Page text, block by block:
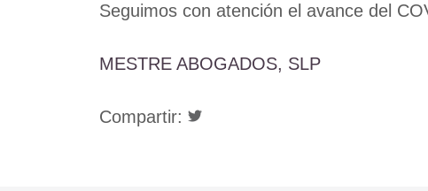
Seguimos con atención el avance del
MESTRE ABOGADOS, SLP
Compartir: